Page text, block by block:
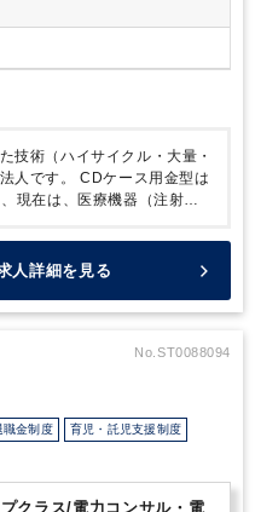
技術（ハイサイクル・大量・
人です。
CDケース用金型は
現在は、医療機器（注射器
医療機器用金型は国内メイン
り、来期より更にグローバル
、税務申告、開示など順に携
り、将来的に上場本体で全
け裁量を持って勤務したい方
人詳細を見る
No.ST0088094
職金制度 育児・託児支援制度
クラス/電力コンサル・電